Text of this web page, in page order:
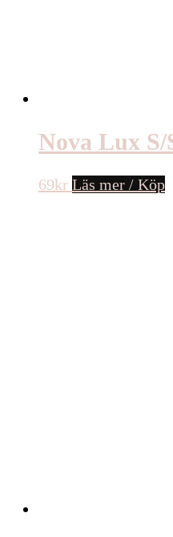
Nova Lux
69kr Läs mer / Köp